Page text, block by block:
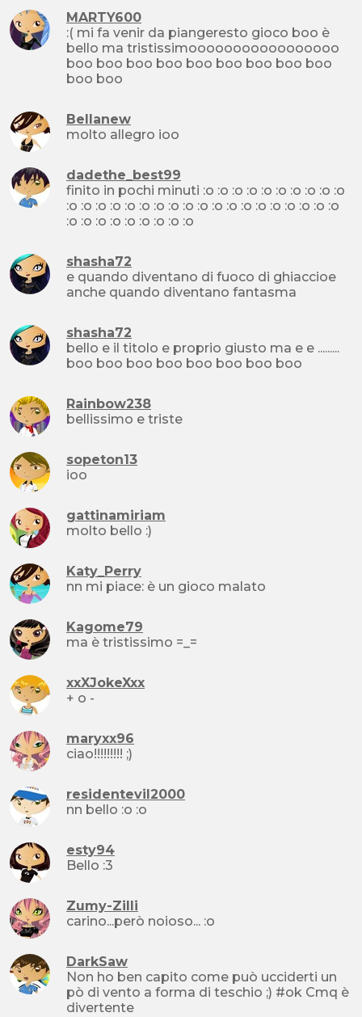
MARTY600
:( mi fa venir da piangeresto gioco boo è
bello ma tristissimooooooooooooooooo
boo boo boo boo boo boo boo boo boo
boo boo
Bellanew
molto allegro ioo
dadethe_best99
finito in pochi minuti :o :o :o :o :o :o :o :o :o :o
:o :o :o :o :o :o :o :o :o :o :o :o :o :o :o :o :o :o :o
:o :o :o :o :o :o :o :o :o
shasha72
e quando diventano di fuoco di ghiaccioe
anche quando diventano fantasma
shasha72
bello e il titolo e proprio giusto ma e e .........
boo boo boo boo boo boo boo boo
Rainbow238
bellissimo e triste
sopeton13
ioo
gattinamiriam
molto bello :)
Katy_Perry
nn mi piace: è un gioco malato
Kagome79
ma è tristissimo =_=
xxXJokeXxx
+ o -
maryxx96
ciao!!!!!!!!! ;)
residentevil2000
nn bello :o :o
esty94
Bello :3
Zumy-Zilli
carino...però noioso... :o
DarkSaw
Non ho ben capito come può ucciderti un
pò di vento a forma di teschio ;) #ok Cmq è
divertente